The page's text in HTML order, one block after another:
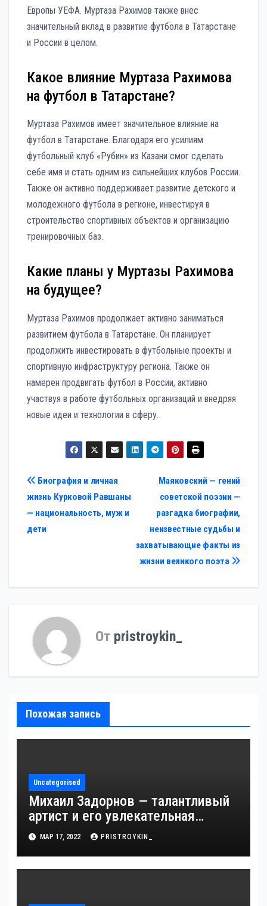
Европы УЕФА. Муртаза Рахимов также внес
значительный вклад в развитие футбола в Татарстане
и России в целом.
Какое влияние Муртаза Рахимова
на футбол в Татарстане?
Муртаза Рахимов имеет значительное влияние на
футбол в Татарстане. Благодаря его усилиям
футбольный клуб «Рубин» из Казани смог сделать
себе имя и стать одним из сильнейших клубов России.
Также он активно поддерживает развитие детского и
молодежного футбола в регионе, инвестируя в
строительство спортивных объектов и организацию
тренировочных баз.
Какие планы у Муртазы Рахимова
на будущее?
Муртаза Рахимов продолжает активно заниматься
развитием футбола в Татарстане. Он планирует
продолжить инвестировать в футбольные проекты и
спортивную инфраструктуру региона. Также он
намерен продвигать футбол в России, активно
участвуя в работе футбольных организаций и внедряя
новые идеи и технологии в сферу.
Навигация
по
записям
Маяковский — гений
советской поэзии —
разгадка биографии,
неизвестные судьбы и
захватывающие факты из
жизни великого поэта
Биография и личная
жизнь Курковой Равшаны
— национальность, муж и
дети
От pristroykin_
Похожая запись
Uncategorised
Михаил Задорнов — талантливый
артист и его увлекательная
биография — выдающиеся
достижения, известность и
интересные факты из личной
МАР 17, 2022 PRISTROYKIN_